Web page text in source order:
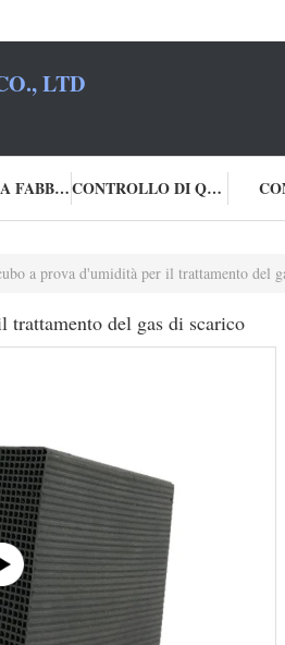
LTD
GIRO DELLA FABBRICA CONTROLLO DI QUALITÀ
a prova d'umidità per il trattamento del
del gas di scarico